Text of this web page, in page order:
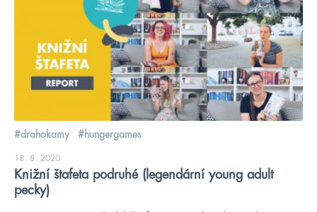
#drahokamy #hungergames
18. 8. 2020
Knižní štafeta podruhé (legendární young adult
pecky)